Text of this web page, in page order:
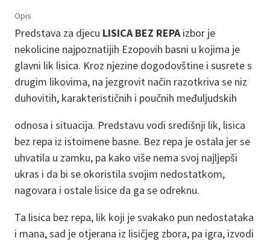
Opis
Predstava za djecu LISICA BEZ REPAizbor je
nekolicine najpoznatijih Ezopovih basni u kojima je
glavni lik lisica. Kroz njezine dogodovštine i susrete s
drugim likovima, na jezgrovit način razotkriva se niz
duhovitih, karakterističnih i poučnih međuljudskih
odnosa i situacija. Predstavu vodi središnji lik, lisica
bez repa iz istoimene basne. Bez repa je ostala jer se
uhvatila u zamku, pa kako više nema svoj najljepši
ukras i da bi se okoristila svojim nedostatkom,
nagovara i ostale lisice da ga se odreknu.
Ta lisica bez repa, lik koji je svakako pun nedostataka
i mana, sad je otjerana iz lisičjeg zbora, pa igra, izvodi